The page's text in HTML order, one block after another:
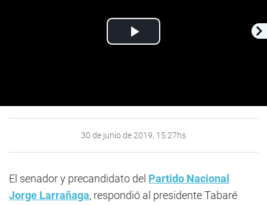
Play
30 de junio de 2019, 15:27hs
El senador y precandidato del Partido Nacional
Jorge Larrañaga, respondió al presidente Tabaré